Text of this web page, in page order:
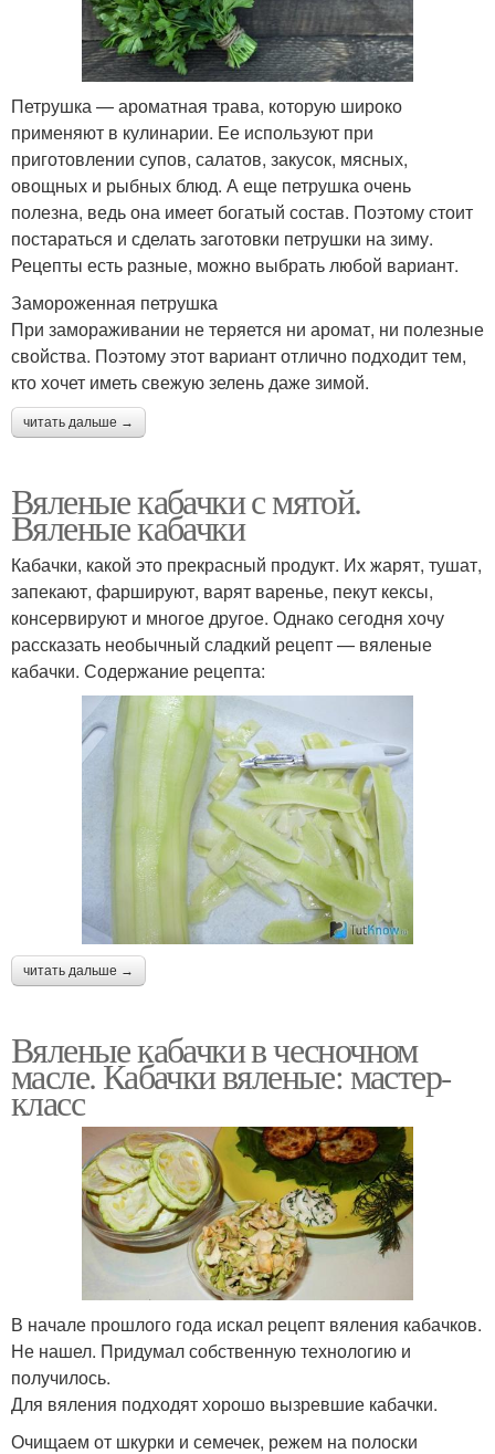
Петрушка — ароматная трава, которую широко
применяют в кулинарии. Ее используют при
приготовлении супов, салатов, закусок, мясных,
овощных и рыбных блюд. А еще петрушка очень
полезна, ведь она имеет богатый состав. Поэтому стоит
постараться и сделать заготовки петрушки на зиму.
Рецепты есть разные, можно выбрать любой вариант.
Замороженная петрушка
При замораживании не теряется ни аромат, ни полезные
свойства. Поэтому этот вариант отлично подходит тем,
кто хочет иметь свежую зелень даже зимой.
читать дальше →
Вяленые кабачки с мятой.
Вяленые кабачки
Кабачки, какой это прекрасный продукт. Их жарят, тушат,
запекают, фаршируют, варят варенье, пекут кексы,
консервируют и многое другое. Однако сегодня хочу
рассказать необычный сладкий рецепт — вяленые
кабачки. Содержание рецепта:
читать дальше →
Вяленые кабачки в чесночном
масле. Кабачки вяленые: мастер-
класс
В начале прошлого года искал рецепт вяления кабачков.
Не нашел. Придумал собственную технологию и
получилось.
Для вяления подходят хорошо вызревшие кабачки.
Очищаем от шкурки и семечек, режем на полоски